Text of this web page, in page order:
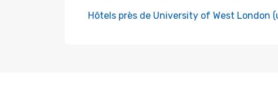
Hôtels près de University of West London